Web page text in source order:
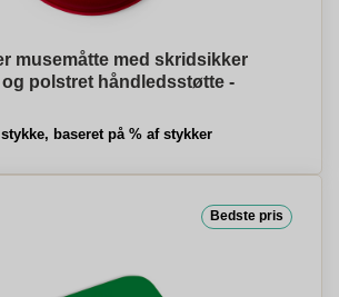
musemåtte med skridsikker
polstret håndledsstøtte -
baseret på % af stykker
Bedste pris